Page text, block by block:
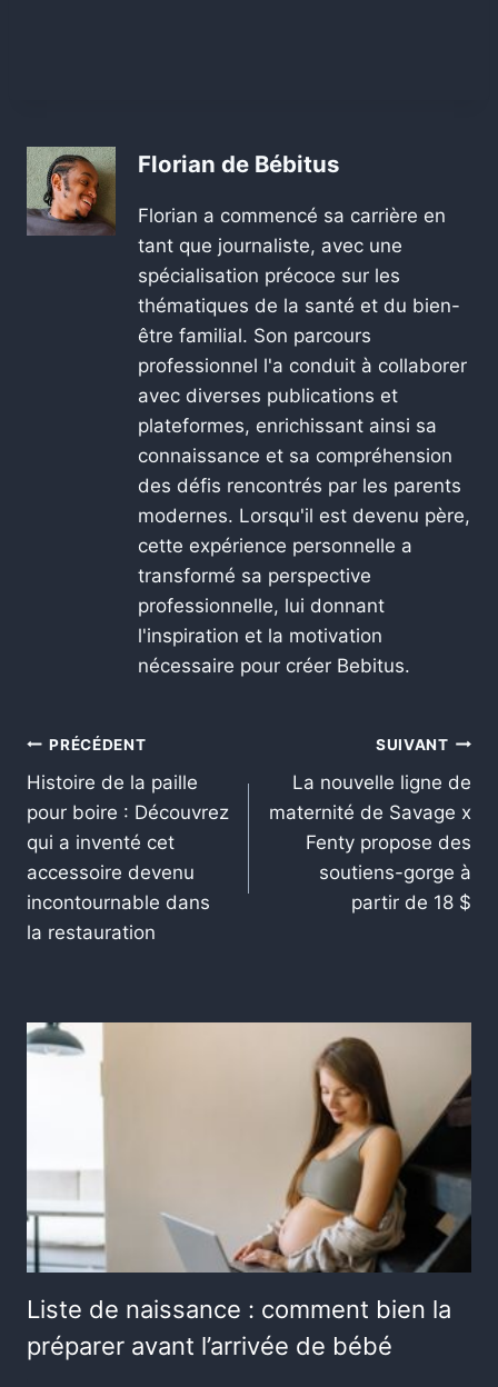
Florian de Bébitus
Florian a commencé sa carrière en
tant que journaliste, avec une
spécialisation précoce sur les
thématiques de la santé et du bien-
être familial. Son parcours
professionnel l'a conduit à collaborer
avec diverses publications et
plateformes, enrichissant ainsi sa
connaissance et sa compréhension
des défis rencontrés par les parents
modernes. Lorsqu'il est devenu père,
cette expérience personnelle a
transformé sa perspective
professionnelle, lui donnant
l'inspiration et la motivation
nécessaire pour créer Bebitus.
PRÉCÉDENT
Histoire de la paille
pour boire : Découvrez
qui a inventé cet
accessoire devenu
incontournable dans
la restauration
SUIVANT
La nouvelle ligne de
maternité de Savage x
Fenty propose des
soutiens-gorge à
partir de 18 $
Liste de naissance : comment bien la
préparer avant l’arrivée de bébé